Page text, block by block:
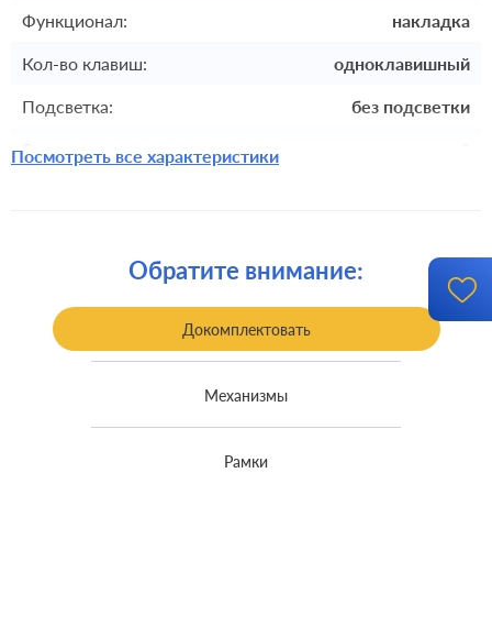
Посмотреть все характеристики
Функционал: накладка
Кол-во клавиш: одноклавишный
Подсветка: без подсветки
Включение:
встроенный монтаж
Класс защиты: IP 44
Обратите внимание:
Докомплектовать
Механизмы
Рамки